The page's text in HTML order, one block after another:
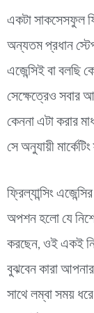
একটা সাকসেসফুল
অন্যতম প্রধান
এজেন্সিই বা বলছি
সেক্ষেত্রেও সবার
কেননা এটা করার
সে অনুযায়ী
ফ্রিল্যান্সিং
অপশন হলো যে নিশে
করছেন, ওই একই
বুঝবেন কারা আপনার
সাথে লম্বা সময়